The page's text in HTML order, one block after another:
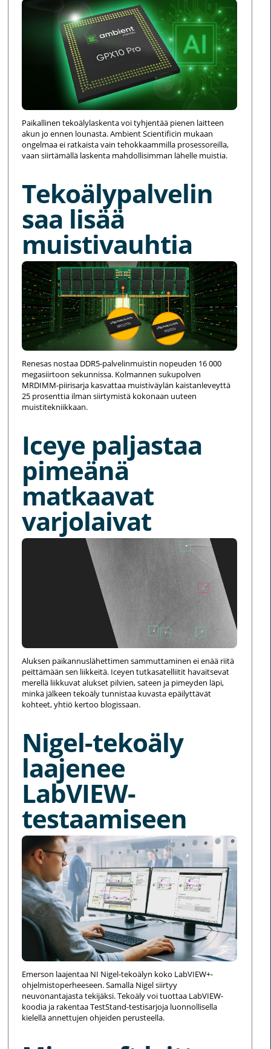
Paikallinen tekoälylaskenta voi tyhjentää pienen laitteen
akun jo ennen lounasta. Ambient Scientificin mukaan
ongelmaa ei ratkaista vain tehokkaammilla prosessoreilla,
vaan siirtämällä laskenta mahdollisimman lähelle muistia.
Tekoälypalvelin
saa lisää
muistivauhtia
Renesas nostaa DDR5-palvelinmuistin nopeuden 16 000
megasiirtoon sekunnissa. Kolmannen sukupolven
MRDIMM-piirisarja kasvattaa muistiväylän kaistanleveyttä
25 prosenttia ilman siirtymistä kokonaan uuteen
muistitekniikkaan.
Iceye paljastaa
pimeänä
matkaavat
varjolaivat
Aluksen paikannuslähettimen sammuttaminen ei enää riitä
peittämään sen liikkeitä. Iceyen tutkasatelliitit havaitsevat
merellä liikkuvat alukset pilvien, sateen ja pimeyden läpi,
minkä jälkeen tekoäly tunnistaa kuvasta epäilyttävät
kohteet, yhtiö kertoo blogissaan.
Nigel-tekoäly
laajenee
LabVIEW-
testaamiseen
Emerson laajentaa NI Nigel-tekoälyn koko LabVIEW+-
ohjelmistoperheeseen. Samalla Nigel siirtyy
neuvonantajasta tekijäksi. Tekoäly voi tuottaa LabVIEW-
koodia ja rakentaa TestStand-testisarjoja luonnollisella
kielellä annettujen ohjeiden perusteella.